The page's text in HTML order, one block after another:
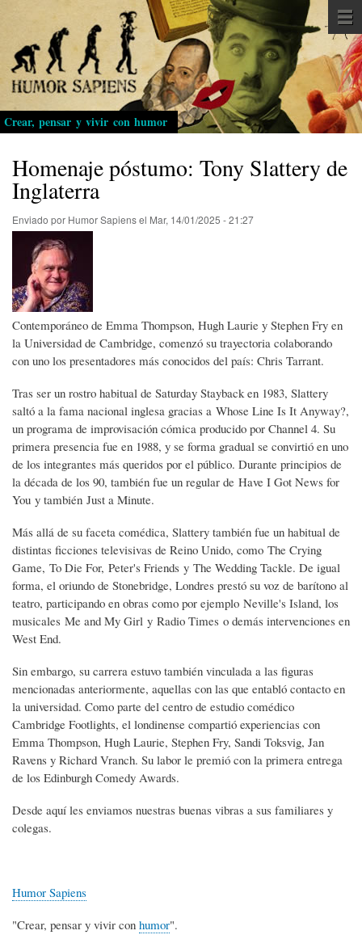
Pasar
al
contenido
principal
Crear, pensar y vivir con humor
Homenaje póstumo: Tony Slattery de
Inglaterra
Enviado por Humor Sapiensel Mar, 14/01/2025 - 21:27
Contemporáneo de Emma Thompson, Hugh Laurie y Stephen Fry en
la Universidad de Cambridge, comenzó su trayectoria colaborando
con uno los presentadores más conocidos del país: Chris Tarrant.
Tras ser un rostro habitual de Saturday Stayback en 1983, Slattery
saltó a la fama nacional inglesa gracias a Whose Line Is It Anyway?,
un programa de improvisación cómica producido por Channel 4. Su
primera presencia fue en 1988, y se forma gradual se convirtió en uno
de los integrantes más queridos por el público. Durante principios de
la década de los 90, también fue un regular de Have I Got News for
You y también Just a Minute.
Más allá de su faceta comédica, Slattery también fue un habitual de
distintas ficciones televisivas de Reino Unido, como The Crying
Game, To Die For, Peter's Friends y The Wedding Tackle. De igual
forma, el oriundo de Stonebridge, Londres prestó su voz de barítono al
teatro, participando en obras como por ejemplo Neville's Island, los
musicales Me and My Girl y Radio Times o demás intervenciones en
West End.
Sin embargo, su carrera estuvo también vinculada a las figuras
mencionadas anteriormente, aquellas con las que entabló contacto en
la universidad. Como parte del centro de estudio comédico
Cambridge Footlights, el londinense compartió experiencias con
Emma Thompson, Hugh Laurie, Stephen Fry, Sandi Toksvig, Jan
Ravens y Richard Vranch. Su labor le premió con la primera entrega
de los Edinburgh Comedy Awards.
Desde aquí les enviamos nuestras buenas vibras a sus familiares y
colegas.
Humor Sapiens
"Crear, pensar y vivir con humor".